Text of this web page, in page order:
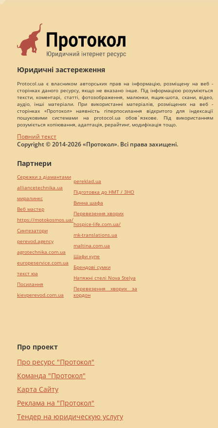
Юридичні застереження
Protocol.ua є власником авторських прав на інформацію, розміщену на веб -
сторінках даного ресурсу, якщо не вказано інше. Під інформацією розуміються
тексти, коментарі, статті, фотозображення, малюнки, ящик-шота, скани, відео,
аудіо, інші матеріали. При використанні матеріалів, розміщених на веб -
сторінках «Протокол» наявність гіперпосилання відкритого для індексації
пошуковими системами на protocol.ua обов`язкове. Під використанням
розуміється копіювання, адаптація, рерайтинг, модифікація тощо.
Повний текст
Copyright © 2014-2026 «Протокол». Всі права захищені.
Про проект
Про ресурс "Протокол"
Команда "Протокол"
Карта Сайту
Реклама на "Протокол"
Тендер на юридическую услугу
Партнери
Сережки з діамантами
alliancetechnika.ua
миралинкс
Веб мастер
https://motokosmos.ua/
Синтезатори
perevod.agency
agrotechnika.com.ua
europeservice.com.ua
текст юа
Посилання
kievperevod.com.ua
pereklad.ua
Підготовка до НМТ / ЗНО
Винна шафа
Перевезення хворих
hospice-life.com.ua/
mk-translations.ua
maltina.com.ua
Шафи купе
Брендові сумки
Натяжні стелі Nova Stelya
Перевезення хворих за
кордон